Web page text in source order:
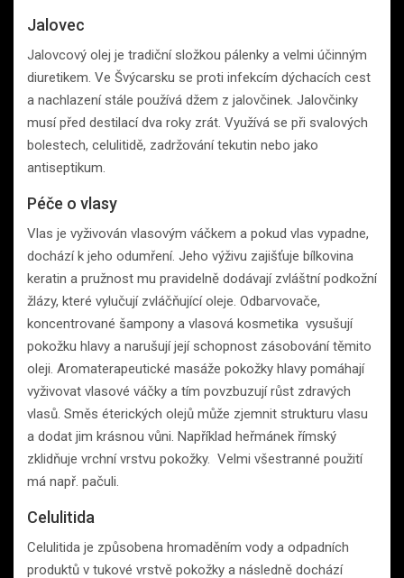
Jalovec
Jalovcový olej je tradiční složkou pálenky a velmi účinným
diuretikem. Ve Švýcarsku se proti infekcím dýchacích cest
a nachlazení stále používá džem z jalovčinek. Jalovčinky
musí před destilací dva roky zrát. Využívá se při svalových
bolestech, celulitidě, zadržování tekutin nebo jako
antiseptikum.
Péče o vlasy
Vlas je vyživován vlasovým váčkem a pokud vlas vypadne,
dochází k jeho odumření. Jeho výživu zajišťuje bílkovina
keratin a pružnost mu pravidelně dodávají zvláštní podkožní
žlázy, které vylučují zvláčňující oleje. Odbarvovače,
koncentrované šampony a vlasová kosmetika vysušují
pokožku hlavy a narušují její schopnost zásobování těmito
oleji. Aromaterapeutické masáže pokožky hlavy pomáhají
vyživovat vlasové váčky a tím povzbuzují růst zdravých
vlasů. Směs éterických olejů může zjemnit strukturu vlasu
a dodat jim krásnou vůni. Například heřmánek římský
zklidňuje vrchní vrstvu pokožky. Velmi všestranné použití
má např. pačuli.
Celulitida
Celulitida je způsobena hromaděním vody a odpadních
produktů v tukové vrstvě pokožky a následně dochází